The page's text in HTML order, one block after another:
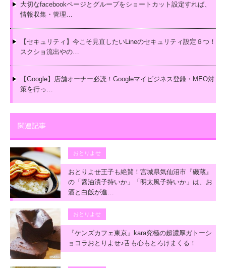
大切なfacebookページとグループをショートカット設定すれば、
情報収集・管理…
【セキュリティ】今こそ見直したいLineのセキュリティ設定６つ！
スクショ流出やの…
【Google】店舗オーナー必読！Googleマイビジネス登録・MEO対
策を行っ…
関連記事
おとりよせ
おとりよせ王子も絶賛！宮城県気仙沼市『磯蔵』
の「醤油漬子持いか」「明太風子持いか」は、お
酒と白飯が進…
おとりよせ
『ケンズカフェ東京』kara究極の超濃厚ガトーシ
ョコラおとりよせ♪舌も心もとろけまくる！